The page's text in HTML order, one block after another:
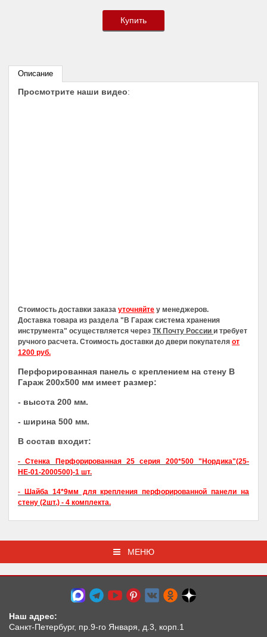
Купить
Описание
Просмотрите наши видео:
Стоимость доставки заказа уточняйте у менеджеров.
Доставка товара из раздела "В Гараж система хранения
инструмента" осуществляется через ТК Почту России и требует
ручного расчета. Стоимость доставки до двери покупателя от
1200 руб.
Перфорированная панель с креплением на стену В
Гараж 200х500 мм имеет размер:
- высота 200 мм.
- ширина 500 мм.
В состав входит:
- Стенка Перфорированная 25 серия 200*500 "Нордика"(25-
НЕ-01-2000500)-1 шт.
- Шайба 14*9мм для крепления перфорированной панели на
стену (2шт.) - 4 комплекта.
МЕНЮ
Наш адрес:
Санкт-Петербург, пр.9-го Января, д.3, корп.1